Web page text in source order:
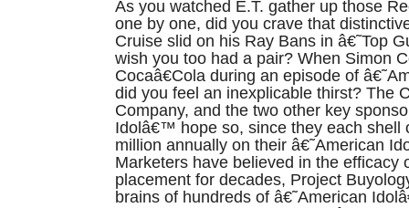
As you watched E.T. gather up those
one by one, did you crave that
Cruise slid on his Ray Bans in â€˜Top
wish you too had a pair? When Simon
Cocaâ€Cola during an episode of
did you feel an inexplicable thirst? The
Company, and the two other key
Idolâ€™ hope so, since they each shell
million annually on their â€˜American
Marketers have believed in the efficacy
placement for decades, Project
brains of hundreds of â€˜American